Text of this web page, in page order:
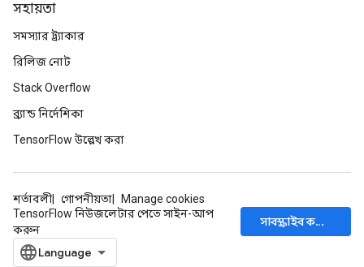
সহায়তা
সমস্যার ট্র্যাকার
রিলিজ নোট
Stack Overflow
ব্র্যান্ড নির্দেশিকা
TensorFlow উল্লেখ করা
শর্তাবলী গোপনীয়তা
Manage cookies
TensorFlow নিউজলেটার পেতে সাইন-আপ
করুন
সাবস্ক্রাইব করুন